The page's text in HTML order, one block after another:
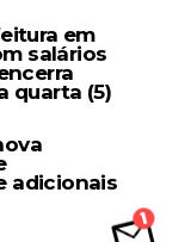
em
salários
quarta (5)
adicionais